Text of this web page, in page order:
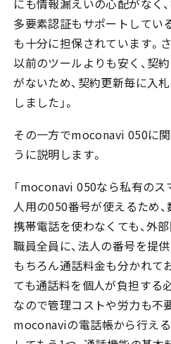
にも情報漏えいの心配がなく
多要素認証もサポートしてい
も十分に担保されています。
以前のツールよりも安く、契
がないため、契約更新毎に入
しました」。
その一方でmoconavi 050に
うに説明します。
「moconavi 050なら私有の
人用の050番号が使えるため
携帯電話を使わなくても、外
職員全員に、法人の番号を提
もちろん通話料金も分かれて
ても通話料を個人が負担する
なので管理コストや労力も不
moconaviの電話帳から行え